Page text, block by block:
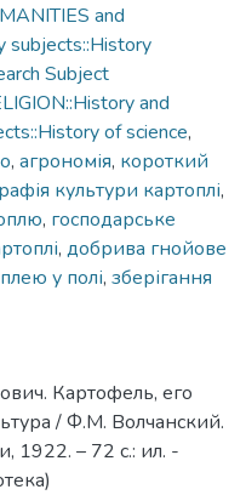
and
subjects::History
Subject
and
of science,
, агрономія, короткий
культури картоплі,
, господарське
, добрива гнойове
у полі, зберігання
Картофель, его
/ Ф.М. Волчанский.
1922. – 72 с.: ил. -